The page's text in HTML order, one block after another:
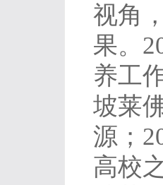
视角
果。
养工
坡莱
源；
高校